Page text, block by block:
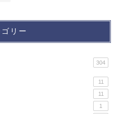
リー
304
11
11
1